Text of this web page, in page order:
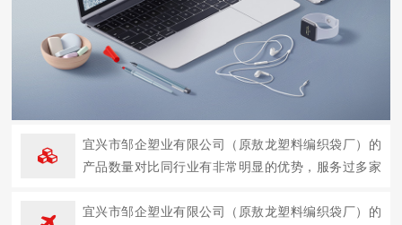
宜兴市邹企塑业有限公司（原敖龙塑料编织袋厂）的
产品数量对比同行业有非常明显的优势，服务过多家
宜兴市邹企塑业有限公司（原敖龙塑料编织袋厂）的